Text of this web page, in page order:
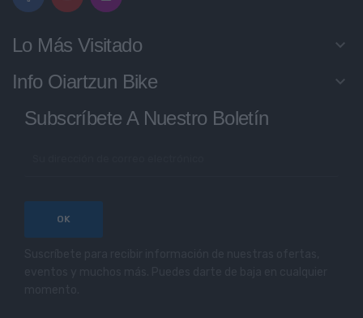
Lo Más Visitado keyboard_arrow_down
Info Oiartzun Bike keyboard_arrow_down
Subscríbete A Nuestro Boletín